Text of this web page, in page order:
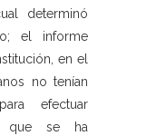
determinó
el informe
en el
no tenían
efectuar
que se ha